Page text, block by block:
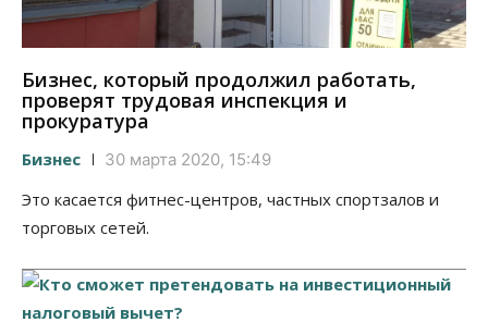
Бизнес, который продолжил работать,
проверят трудовая инспекция и
прокуратура
Бизнес 30 марта 2020, 15:49
Это касается фитнес-центров, частных спортзалов и
торговых сетей.